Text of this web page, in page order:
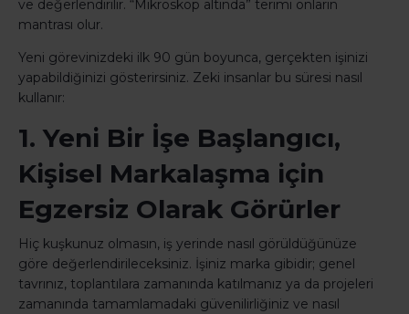
ve değerlendirilir. “Mikroskop altında” terimi onların
mantrası olur.
Yeni görevinizdeki ilk 90 gün boyunca, gerçekten işinizi
yapabildiğinizi gösterirsiniz. Zeki insanlar bu süresi nasıl
kullanır:
1. Yeni Bir İşe Başlangıcı,
Kişisel Markalaşma için
Egzersiz Olarak Görürler
Hiç kuşkunuz olmasın, iş yerinde nasıl görüldüğünüze
göre değerlendirileceksiniz. İşiniz marka gibidir; genel
tavrınız, toplantılara zamanında katılmanız ya da projeleri
zamanında tamamlamadaki güvenilirliğiniz ve nasıl